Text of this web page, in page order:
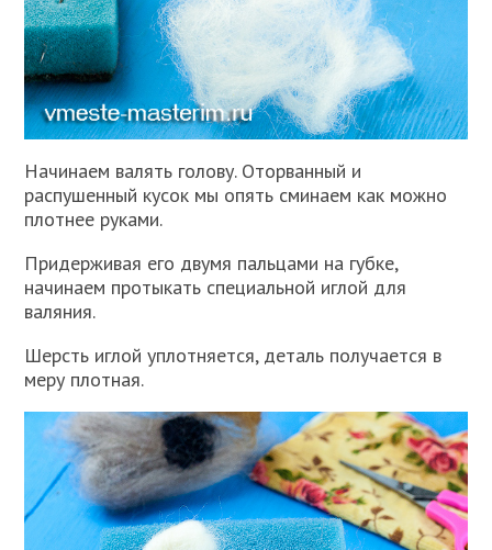
Начинаем валять голову. Оторванный и
распушенный кусок мы опять сминаем как можно
плотнее руками.
Придерживая его двумя пальцами на губке,
начинаем протыкать специальной иглой для
валяния.
Шерсть иглой уплотняется, деталь получается в
меру плотная.